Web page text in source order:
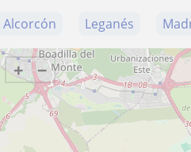
Alcorcón
Leganés
+ −